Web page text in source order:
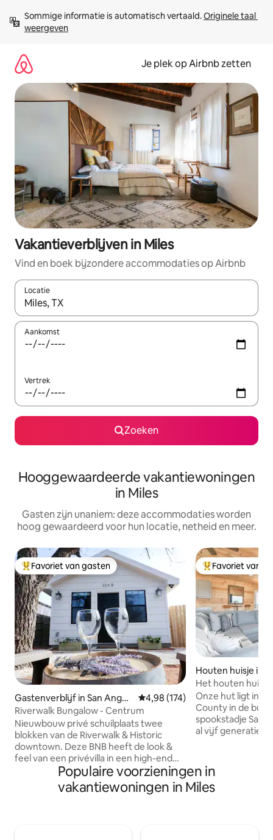
direct
naar
Sommige informatie is automatisch vertaald. Originele taal
weergeven
Je plek op Airbnb zetten
Vakantieverblijven in Miles
Vind en boek bijzondere accommodaties op Airbnb
Locatie
Wanneer er resultaten beschikbaar zijn, maak je een keuze
Aankomst
Vertrek
Zoeken
Hooggewaardeerde vakantiewoningen
in Miles
Gasten zijn unaniem: deze accommodaties worden
hoog gewaardeerd voor hun locatie, netheid en meer.
Topfavoriet van gasten
Favoriet van gasten
Gastenverblijf in San Angel
o
Gemiddelde beoordeling van
4,98 (174)
Riverwalk Bungalow - Centrum
Nieuwbouw privé schuilplaats twee
blokken van de Riverwalk & Historic
downtown. Deze BNB heeft de look &
feel van een privévilla in een high-end
resort en de locatie kan gewoon niet
worden verslagen. Deze stijlvolle niet zo
kleine woning van 450 m ² toont een
Topfavoriet van
Favoriet van
Houten huisje in
Het houten huisje
Onze hut ligt in
County in de
spookstadje
al vijf generaties
sterrenkijken.
uitzicht vanaf de
gemakken van
Populaire voorzieningen in
vakantiewoningen in Miles